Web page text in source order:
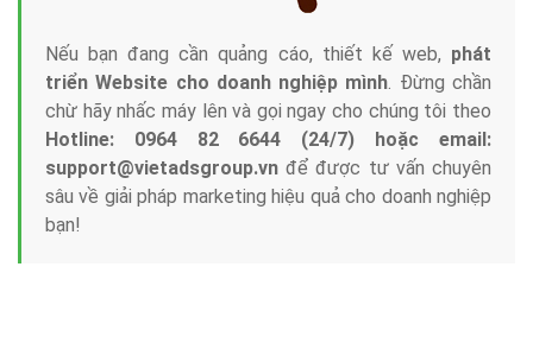
Nếu bạn đang cần quảng cáo, thiết kế web, phát
triển Website cho doanh nghiệp mình. Đừng chần
chừ hãy nhấc máy lên và gọi ngay cho chúng tôi theo
Hotline: 0964 82 6644 (24/7) hoặc email:
support@vietadsgroup.vn để được tư vấn chuyên
sâu về giải pháp marketing hiệu quả cho doanh nghiệp
bạn!